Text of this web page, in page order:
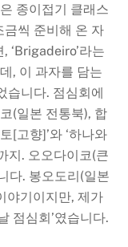
종이접기 클래스
금씩 준비해 온 자
‘Brigadeiro’라는
, 이 과자를 담는
습니다. 점심회에
(일본 전통북), 합
[고향]’와 ‘하나와
지. 오오다이코(큰
다. 봉오도리(일본
야기이지만, 제가
점심회’였습니다.